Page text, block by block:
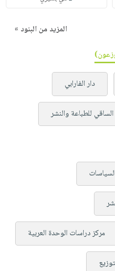
المزيد من البنود »
دار الفارابي
الساقي للطباعة والنشر
مركز دراسات الوحدة العربية